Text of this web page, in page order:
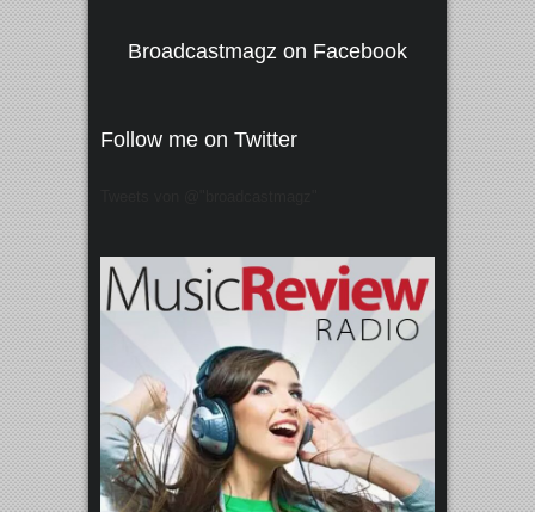
Broadcastmagz on Facebook
Follow me on Twitter